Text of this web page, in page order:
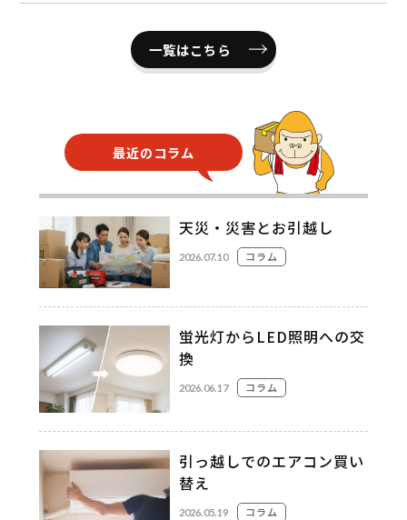
一覧はこちら
最近のコラム
天災・災害とお引越し
2026.07.10 コラム
蛍光灯からLED照明への交
換
2026.06.17 コラム
引っ越しでのエアコン買い
替え
2026.05.19 コラム